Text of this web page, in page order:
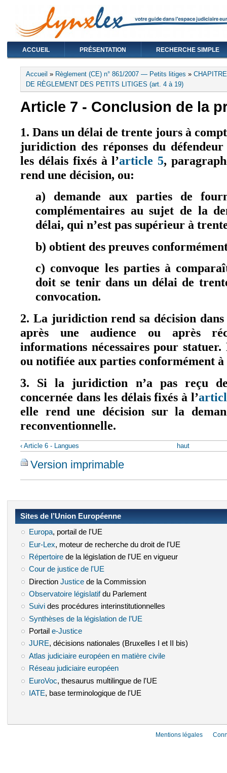
ACCUEIL PRÉSENTATION RECHERCHE SIMPLE
Vous êtes ici
Accueil » Règlement (CE) n° 861/2007 — Petits litiges »
DE RÈGLEMENT DES PETITS LITIGES (art. 4 à 19)
Article 7 - Conclusion de la
1. Dans un délai de trente jours à
juridiction des réponses du
les délais fixés à l’article 5,
rend une décision, ou:
a) demande aux parties de
complémentaires au sujet de la
délai, qui n’est pas supérieur à
b) obtient des preuves
c) convoque les parties à
doit se tenir dans un délai de
convocation.
2. La juridiction rend sa décision
après une audience ou après
informations nécessaires pour
ou notifiée aux parties conformément à
3. Si la juridiction n’a pas reçu
concernée dans les délais fixés à l’
elle rend une décision sur la
reconventionnelle.
‹ Article 6 - Langues haut
Version imprimable
Sites de l’Union Européenne
Europa(le lien est externe)
, portail de l'UE
Eur-Lex (le lien est externe)
, moteur de recherche du droit de l'UE
Répertoire(le lien est externe)
de la législation de l'UE en vigueur
Cour de justice de l'UE
Direction Justice(le lien est externe)
de la Commission
Observatoire législatif(le lien est externe)
du Parlement
Suivi(le lien est externe)
des procédures interinstitutionnelles
Synthèses de la législation de l’UE
Portail e-Justice(le lien est externe)
JURE(le lien est externe)
, décisions nationales (Bruxelles I et II bis)
Atlas judiciaire européen en matière civile(le lien est externe)
Réseau judiciaire européen(le lien est externe)
EuroVoc (le lien est externe)
, thesaurus multilingue de l'UE
IATE (le lien est externe)
, base terminologique de l'UE
Mentions légales